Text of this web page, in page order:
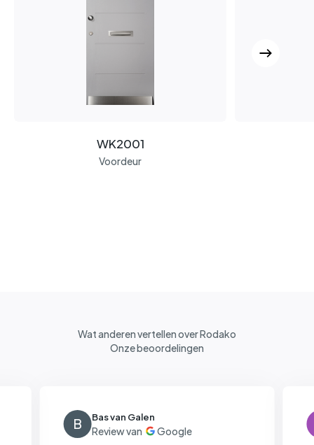
WK2001
Voordeur
Wat anderen vertellen over Rodako
Onze beoordelingen
Bas van Galen
B